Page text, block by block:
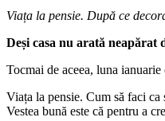
Viața la pensie. După ce
Deși casa nu arată neapărat
Tocmai de aceea, luna
Viața la pensie. Cum să faci
Vestea bună este că pentru a